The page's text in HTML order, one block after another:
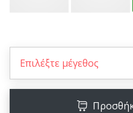
Πρόγραμμα
Συνεργατών
Έχετε
Επιλέξτε μέγεθος